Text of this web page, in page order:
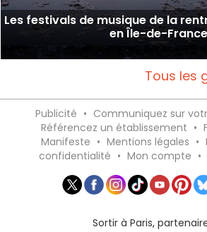
Les festivals de musique de la
en Île-de-France
Tous les
Publicité • Communiquez sur
Référencez un établissement •
Manifeste • Mentions légales •
confidentialité • Mon compte •
Sortir à Paris,